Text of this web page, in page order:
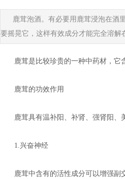
鹿茸泡酒。有必要用鹿茸浸泡在酒
要摇晃它，这样有效成分才能完全溶解
鹿茸是比较珍贵的一种中药材，
鹿茸的功效作用
鹿茸具有温补阳、补肾、强肾阳
1.兴奋神经
鹿茸中含有的活性成分可以增强副